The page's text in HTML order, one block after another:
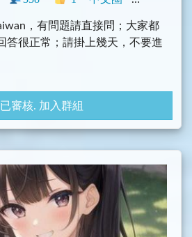
，有問題請直接問；大家都
答很正常；請掛上幾天，不要進
加入群組